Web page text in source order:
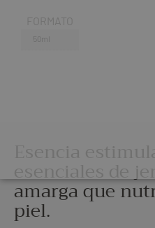
FORMATO
50ml
Esencia
esenciales de
amarga que
piel.